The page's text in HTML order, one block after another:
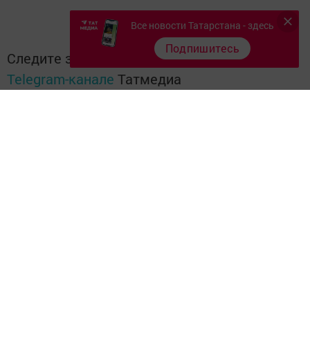
Следите за самым важным и интересным в
Telegram-канале Татмедиа
Все новости Татарстана - здесь
Подпишитесь